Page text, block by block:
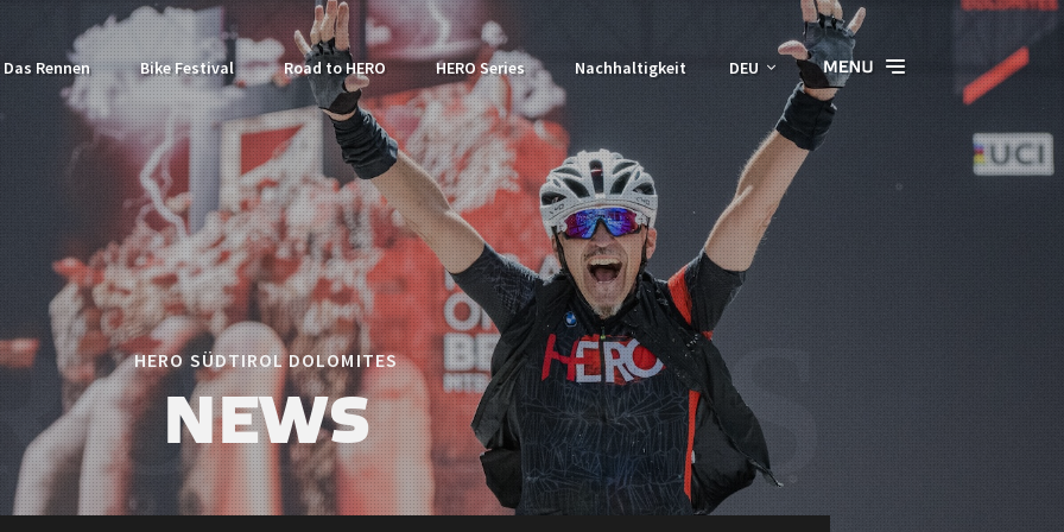
Das Rennen Bike Festival Road to HERO HERO Series Nachhaltigkeit DEU
HERO SÜDTIROL DOLOMITES
NEWS